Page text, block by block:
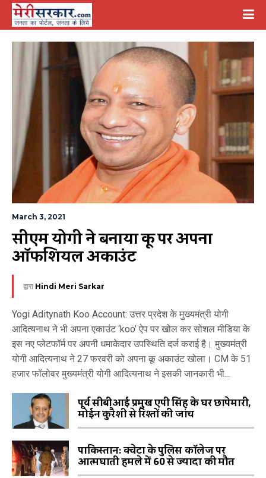
March 3, 2021
सीएम योगी ने बनाया कू पर अपना
ऑफिशियल अकाउंट
द्वारा Hindi Meri Sarkar
Yogi Aditynath Koo Account: उत्तर प्रदेश के मुख्यमंत्री योगी
आदित्यनाथ ने भी अपना एकाउंट ‘koo’ ऐप पर खोल कर सोशल मीडिया के
इस नए प्लेटफॉर्म पर अपनी धमाकेदार उपस्थिति दर्ज कराई है। मुख्यमंत्री
योगी आदित्यनाथ ने 27 फरवरी को अपना कू अकाउंट खोला। CM के 51
हजार फॉलोवर मुख्यमंत्री योगी आदित्यनाथ ने इसकी जानकारी भी...
पूर्व सीबीआई प्रमुख एपी सिंह के घर छापेमारी,
मोईन कुरैशी से रिश्तों की जांच
पाकिस्तान: क्वेटा के पुलिस कॉलेज पर
आत्मघाती हमले में 60 से ज्यादा की मौत